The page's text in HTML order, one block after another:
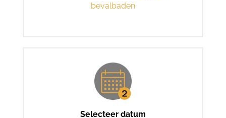
bevalbaden
Selecteer datum